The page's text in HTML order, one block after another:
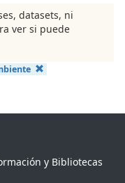
datasets, ni
ver si puede
y Bibliotecas